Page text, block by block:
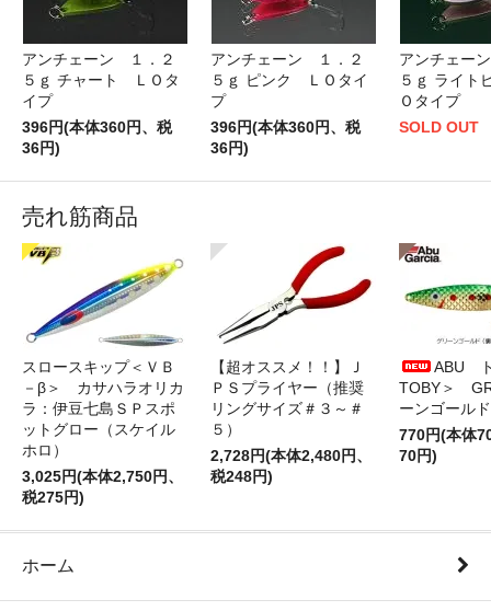
アンチェーン １．２
５ｇ チャート ＬＯタ
イプ
396円(本体360円、税
36円)
アンチェーン １．２
５ｇ ピンク ＬＯタイ
プ
396円(本体360円、税
36円)
アンチェー
５ｇ ライ
Ｏタイプ
SOLD OUT
売れ筋商品
スロースキップ＜ＶＢ
－β＞ カサハラオリカ
ラ：伊豆七島ＳＰスポ
ットグロー（スケイル
ホロ）
3,025円(本体2,750円、
税275円)
【超オススメ！！】Ｊ
ＰＳプライヤー（推奨
リングサイズ＃３～＃
５）
2,728円(本体2,480円、
税248円)
ABU
TOBY＞
ーンゴールド
770円(本体
70円)
ホーム